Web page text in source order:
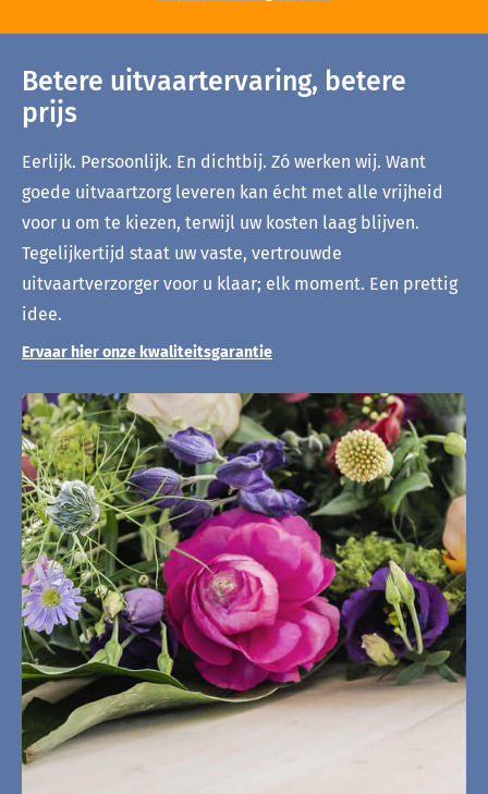
Betere uitvaartervaring, betere
prijs
Eerlijk. Persoonlijk. En dichtbij. Zó werken wij. Want
goede uitvaartzorg leveren kan écht met alle vrijheid
voor u om te kiezen, terwijl uw kosten laag blijven.
Tegelijkertijd staat uw vaste, vertrouwde
uitvaartverzorger voor u klaar; elk moment. Een prettig
idee.
Ervaar hier onze kwaliteitsgarantie